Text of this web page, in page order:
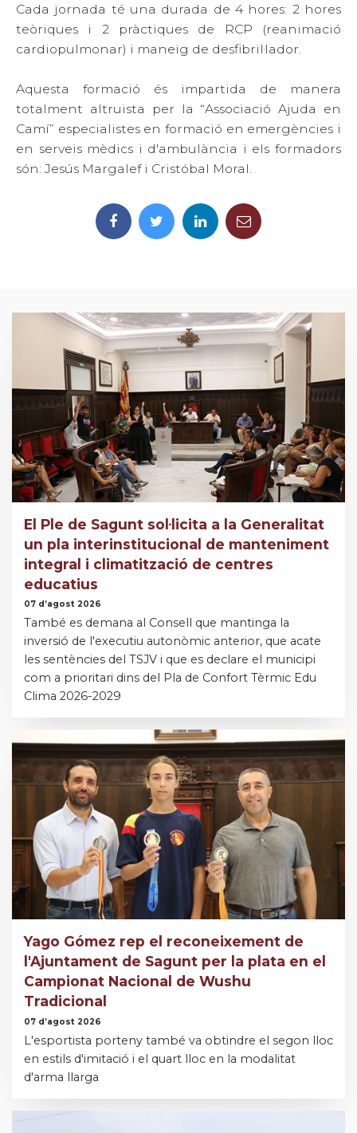
Cada jornada té una durada de 4 hores: 2 hores
teòriques i 2 pràctiques de RCP (reanimació
cardiopulmonar) i maneig de desfibril·lador.
Aquesta formació és impartida de manera
totalment altruista per la “Associació Ajuda en
Camí” especialistes en formació en emergències i
en serveis mèdics i d'ambulància i els formadors
són: Jesús Margalef i Cristóbal Moral.
El Ple de Sagunt sol·licita a la Generalitat
un pla interinstitucional de manteniment
integral i climatització de centres
educatius
07 d’agost 2026
També es demana al Consell que mantinga la
inversió de l'executiu autonòmic anterior, que acate
les sentències del TSJV i que es declare el municipi
com a prioritari dins del Pla de Confort Tèrmic Edu
Clima 2026-2029
Yago Gómez rep el reconeixement de
l'Ajuntament de Sagunt per la plata en el
Campionat Nacional de Wushu
Tradicional
07 d’agost 2026
L'esportista porteny també va obtindre el segon lloc
en estils d'imitació i el quart lloc en la modalitat
d'arma llarga